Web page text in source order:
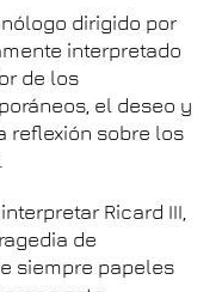
dirigido por
interpretado
de los
el deseo y
reflexión sobre los
Ricard III,
de
siempre papeles